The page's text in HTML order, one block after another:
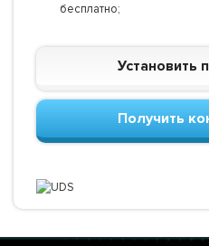
бесплатно;
Установить
Получить